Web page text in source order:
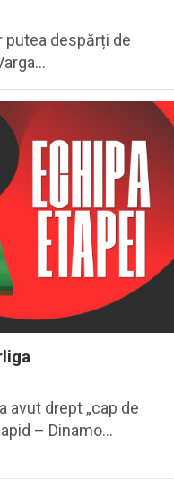
putea despărți de
avut drept „cap de
– Dinamo…